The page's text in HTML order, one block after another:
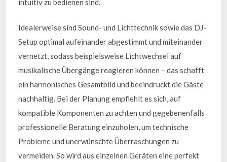
Idealerweise sind Sound- und Lichttechnik sowie das DJ-
Setup optimal aufeinander abgestimmt und miteinander
vernetzt, sodass beispielsweise Lichtwechsel auf
musikalische Übergänge reagieren können – das schafft
ein harmonisches Gesamtbild und beeindruckt die Gäste
nachhaltig. Bei der Planung empfiehlt es sich, auf
kompatible Komponenten zu achten und gegebenenfalls
professionelle Beratung einzuholen, um technische
Probleme und unerwünschte Überraschungen zu
vermeiden. So wird aus einzelnen Geräten eine perfekt